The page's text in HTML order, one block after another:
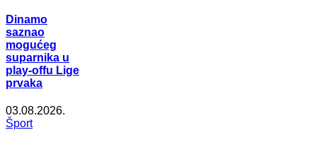
Dinamo
saznao
mogućeg
suparnika u
play-offu Lige
prvaka
03.08.2026.
Šport